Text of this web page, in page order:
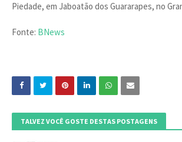
Piedade, em Jaboatão dos Guararapes, no
Fonte: BNews
TALVEZ VOCÊ GOSTE DESTAS POSTAGENS